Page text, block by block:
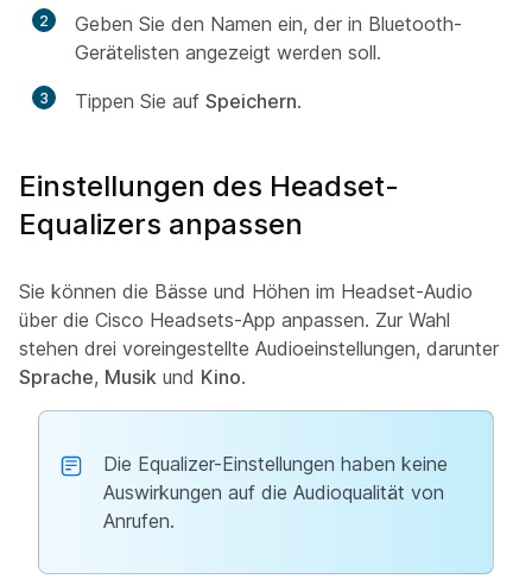
2
Geben Sie den Namen ein, der in Bluetooth-
Gerätelisten angezeigt werden soll.
3 Tippen Sie auf Speichern.
Einstellungen des Headset-
Equalizers anpassen
Sie können die Bässe und Höhen im Headset-Audio
über die Cisco Headsets-App anpassen. Zur Wahl
stehen drei voreingestellte Audioeinstellungen, darunter
Sprache, Musik und Kino.
Die Equalizer-Einstellungen haben keine
Auswirkungen auf die Audioqualität von
Anrufen.